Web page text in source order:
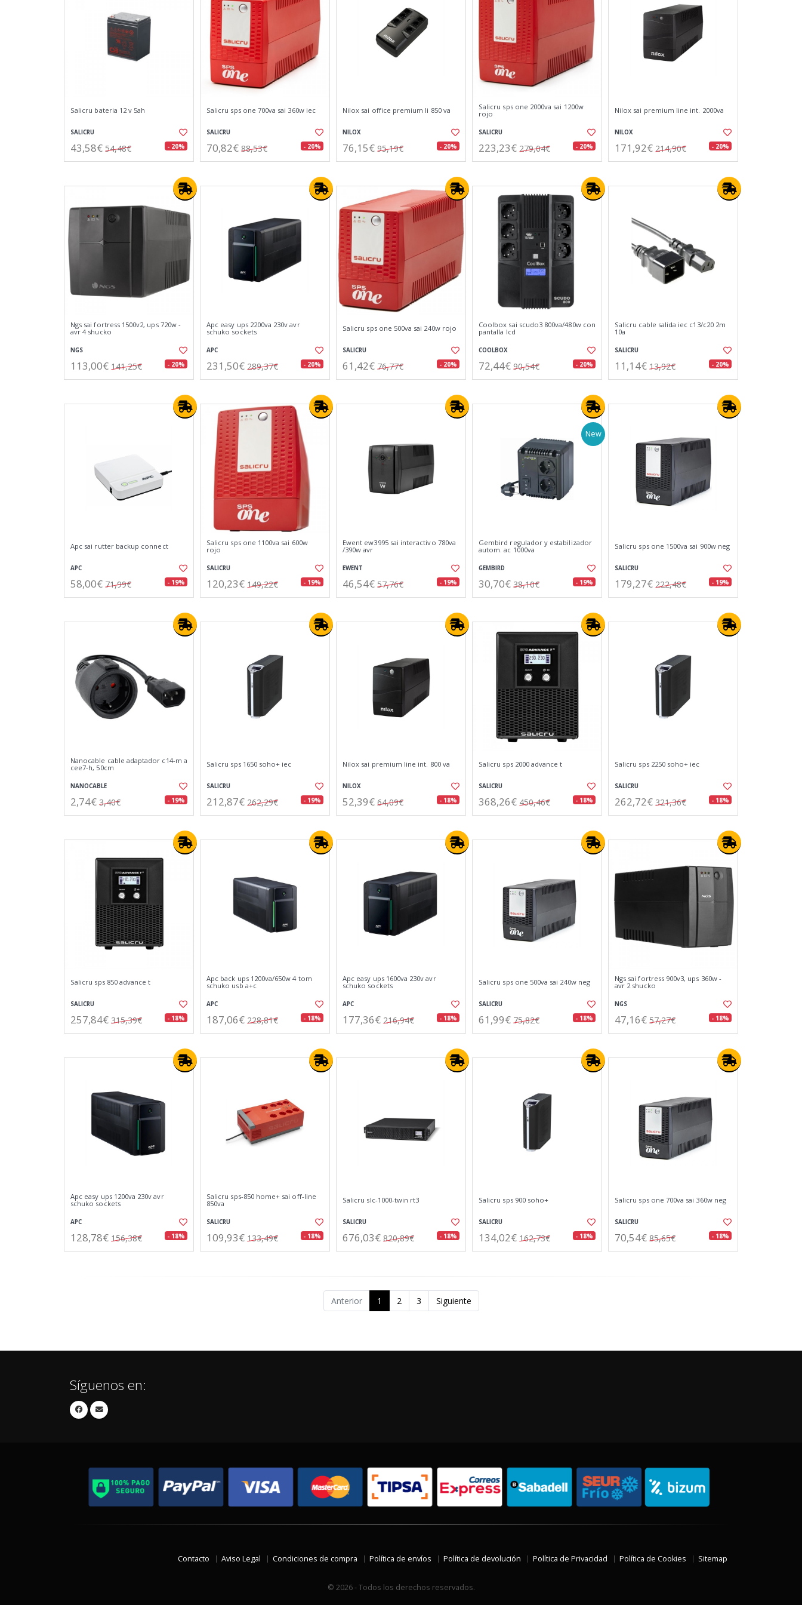
Salicru bateria 12 v 5ah
SALICRU
43,58€ 54,48€ - 20%
Salicru sps one 700va sai 360w iec
SALICRU
70,82€ 88,53€ - 20%
Nilox sai office premium li 850 va
NILOX
76,15€ 95,19€ - 20%
Salicru sps one 2000va sai 1200w
rojo
SALICRU
223,23€ 279,04€ - 20%
Nilox sai premium line int. 2000va
NILOX
171,92€ 214,90€ - 20%
Ngs sai fortress 1500v2, ups 720w -
avr 4 shucko
NGS
113,00€ 141,25€ - 20%
Apc easy ups 2200va 230v avr
schuko sockets
APC
231,50€ 289,37€ - 20%
Salicru sps one 500va sai 240w rojo
SALICRU
61,42€ 76,77€ - 20%
Coolbox sai scudo3 800va/480w con
pantalla lcd
COOLBOX
72,44€ 90,54€ - 20%
Salicru cable salida iec c13/c20 2m
10a
SALICRU
11,14€ 13,92€ - 20%
Apc sai rutter backup connect
APC
58,00€ 71,99€ - 19%
Salicru sps one 1100va sai 600w
rojo
SALICRU
120,23€ 149,22€ - 19%
Ewent ew3995 sai interactivo 780va
/390w avr
EWENT
46,54€ 57,76€ - 19%
New
Gembird regulador y estabilizador
autom. ac 1000va
GEMBIRD
30,70€ 38,10€ - 19%
Salicru sps one 1500va sai 900w neg
SALICRU
179,27€ 222,48€ - 19%
Nanocable cable adaptador c14-m a
cee7-h, 50cm
NANOCABLE
2,74€ 3,40€ - 19%
Salicru sps 1650 soho+ iec
SALICRU
212,87€ 262,29€ - 19%
Nilox sai premium line int. 800 va
NILOX
52,39€ 64,09€ - 18%
Salicru sps 2000 advance t
SALICRU
368,26€ 450,46€ - 18%
Salicru sps 2250 soho+ iec
SALICRU
262,72€ 321,36€ - 18%
Salicru sps 850 advance t
SALICRU
257,84€ 315,39€ - 18%
Apc back ups 1200va/650w 4 tom
schuko usb a+c
APC
187,06€ 228,81€ - 18%
Apc easy ups 1600va 230v avr
schuko sockets
APC
177,36€ 216,94€ - 18%
Salicru sps one 500va sai 240w neg
SALICRU
61,99€ 75,82€ - 18%
Ngs sai fortress 900v3, ups 360w -
avr 2 shucko
NGS
47,16€ 57,27€ - 18%
Apc easy ups 1200va 230v avr
schuko sockets
APC
128,78€ 156,38€ - 18%
Salicru sps-850 home+ sai off-line
850va
SALICRU
109,93€ 133,49€ - 18%
Salicru slc-1000-twin rt3
SALICRU
676,03€ 820,89€ - 18%
Salicru sps 900 soho+
SALICRU
134,02€ 162,73€ - 18%
Salicru sps one 700va sai 360w neg
SALICRU
70,54€ 85,65€ - 18%
Anterior 1 2 3 Siguiente
Síguenos en:
Contacto Aviso Legal Condiciones de compra Política de envíos Política de devolución Política de Privacidad Política de Cookies Sitemap
© 2026 - Todos los derechos reservados.